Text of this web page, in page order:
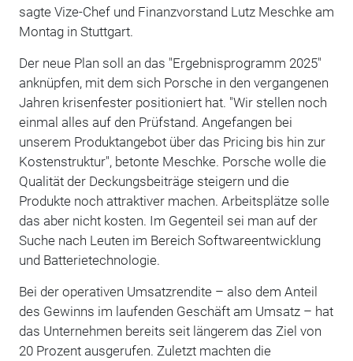
sagte Vize-Chef und Finanzvorstand Lutz Meschke am
Montag in Stuttgart.
Der neue Plan soll an das "Ergebnisprogramm 2025"
anknüpfen, mit dem sich Porsche in den vergangenen
Jahren krisenfester positioniert hat. "Wir stellen noch
einmal alles auf den Prüfstand. Angefangen bei
unserem Produktangebot über das Pricing bis hin zur
Kostenstruktur", betonte Meschke. Porsche wolle die
Qualität der Deckungsbeiträge steigern und die
Produkte noch attraktiver machen. Arbeitsplätze solle
das aber nicht kosten. Im Gegenteil sei man auf der
Suche nach Leuten im Bereich Softwareentwicklung
und Batterietechnologie.
Bei der operativen Umsatzrendite – also dem Anteil
des Gewinns im laufenden Geschäft am Umsatz – hat
das Unternehmen bereits seit längerem das Ziel von
20 Prozent ausgerufen. Zuletzt machten die